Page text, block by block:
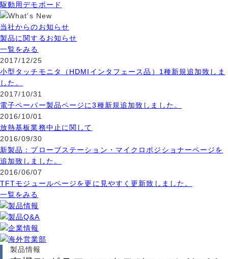
駆動用デモボード
当社からのお知らせ
製品に関するお知らせ
一覧をみる
2017/12/25
小型タッチモニタ（HDMIインタフェース品）1種新規追加致しま
した。
2017/10/31
電子ペーパー製品ページに3種新規追加致しました。
2016/10/01
放熱基板業務中止に関して
2016/09/30
新製品：プローブステーション・マイクロポジショナーページを
追加致しました。
2016/06/07
TFTモジュールページを更に見やすく更新致しました。
一覧をみる
製品情報